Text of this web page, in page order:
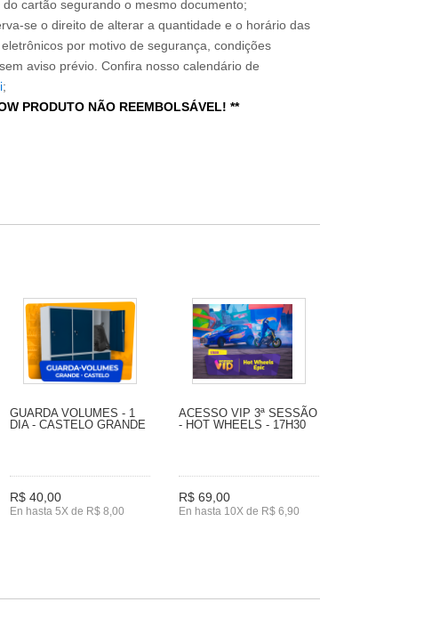
cartão segurando o mesmo documento;
se o direito de alterar a quantidade e o horário das
por motivo de segurança, condições
aviso prévio. Confira nosso calendário de
;
PRODUTO NÃO REEMBOLSÁVEL! **
GUARDA VOLUMES - 1
DIA - CASTELO GRANDE
R$ 40,00
En hasta 5X de R$ 8,00
ACESSO VIP 3ª SESSÃO
- HOT WHEELS - 17H30
R$ 69,00
En hasta 10X de R$ 6,90